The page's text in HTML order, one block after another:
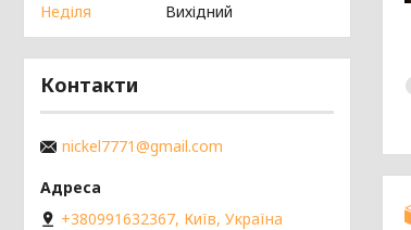
Неділя
Вихідний
Контакти
nickel7771@gmail.com
+380991632367, Київ, Україна